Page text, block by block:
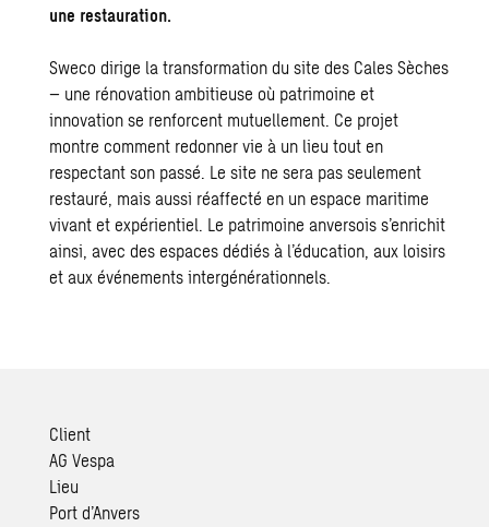
une restauration.
Sweco dirige la transformation du site des Cales Sèches
– une rénovation ambitieuse où patrimoine et
innovation se renforcent mutuellement. Ce projet
montre comment redonner vie à un lieu tout en
respectant son passé. Le site ne sera pas seulement
restauré, mais aussi réaffecté en un espace maritime
vivant et expérientiel. Le patrimoine anversois s’enrichit
ainsi, avec des espaces dédiés à l’éducation, aux loisirs
et aux événements intergénérationnels.
Client
AG Vespa
Lieu
Port d’Anvers